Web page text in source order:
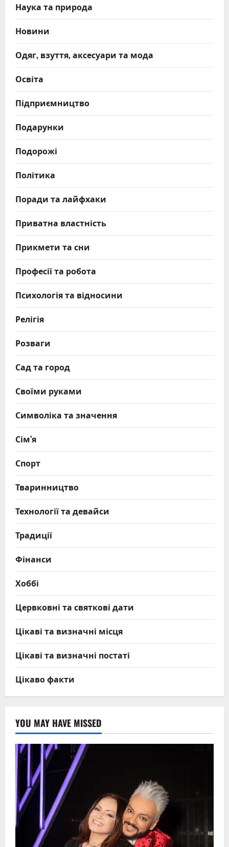
Наука та природа
Новини
Одяг, взуття, аксесуари та мода
Освіта
Підприємництво
Подарунки
Подорожі
Політика
Поради та лайфхаки
Приватна властність
Прикмети та сни
Професії та робота
Психологія та відносини
Релігія
Розваги
Сад та город
Своїми руками
Символіка та значення
Сім’я
Спорт
Тваринництво
Технології та девайси
Традиції
Фінанси
Хоббі
Цервковні та святкові дати
Цікаві та визначні місця
Цікаві та визначні постаті
Цікаво факти
YOU MAY HAVE MISSED